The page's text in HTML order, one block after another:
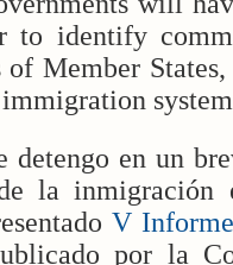
to identify
of Member
detengo en un
la
V
por la